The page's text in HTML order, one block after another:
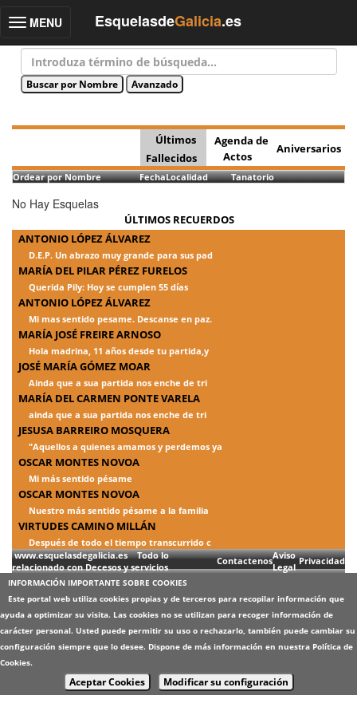
Toggle
MENU EsquelasdeGalicia.es
Últimos
Fallecidos
Agenda de
Actos
Aniversarios
Ordear por Nombre FechaLocalidad Tanatorio
No Hay Esquelas
ÚLTIMOS RECUERDOS
ANTONIO LÓPEZ ÁLVAREZ
D.E.P. Un abrazo muy grande para sus pad
MARÍA DEL PILAR PÉREZ FURELOS
Querida Pily: Hoy se cumplen 55 días
ANTONIO LÓPEZ ÁLVAREZ
Mi mas sentido pesame. Descanse en paz.
MARÍA JOSÉ FREIRE ARNOSO
Hola madrina, 11 años desde tu partida,y
JOSÉ MARÍA GÓMEZ MOAR
Ainda que a sua partida nos enche de tri
MARÍA DEL CARMEN PONTE VARELA
ainda que a sua partida nos enche de tri
JESUSA BARREIRO MOSQUERA
"Aquellos a quienes amamos y perdemos ya
OSCAR MONTES NOVOA
Mi más sentido pésame
OSCAR MONTES NOVOA
Nuestro más sentido pésame a la familia
VIRTUDES CAMINO MILLÁN
Después de todo el tiempo transcurrido c
www.esquelasdegalicia.es Todo lo
relacionado con Decesos y servicios
ContactenosAviso
Legal
Privacidad
INFORMACIÓN IMPORTANTE SOBRE COOKIES
Este portal web utiliza cookies propias y de terceros para recopilar información que
ayuda a optimizar su visita. Las cookies no se utilizan para recoger información de
carácter personal. Usted puede permitir su uso o rechazarlo, también puede cambiar su
configuración siempre que lo desee. Dispone de más información en nuestra Política de
Cookies.